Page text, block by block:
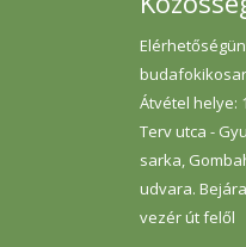
Átvétel helye:
Terv utca -
sarka,
udvara.
vezér út felől